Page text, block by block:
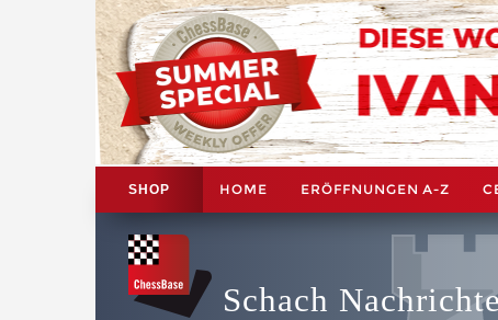
SHOP HOME ERÖFFNUNGEN A-Z
Schach